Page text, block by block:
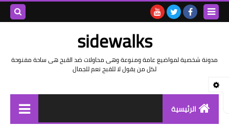
sidewalks
مدونة شخصية لمواضيع عامة ومنوعة وهى محاولات ضد القبح هى ساحة مفنوحة
لكل من يقول لا للقبح نعم للجمال
الرئيسية